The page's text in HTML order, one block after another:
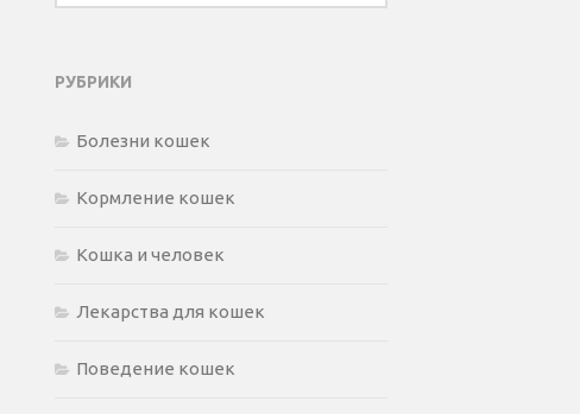
РУБРИКИ
Болезни кошек
Кормление кошек
Кошка и человек
Лекарства для кошек
Поведение кошек